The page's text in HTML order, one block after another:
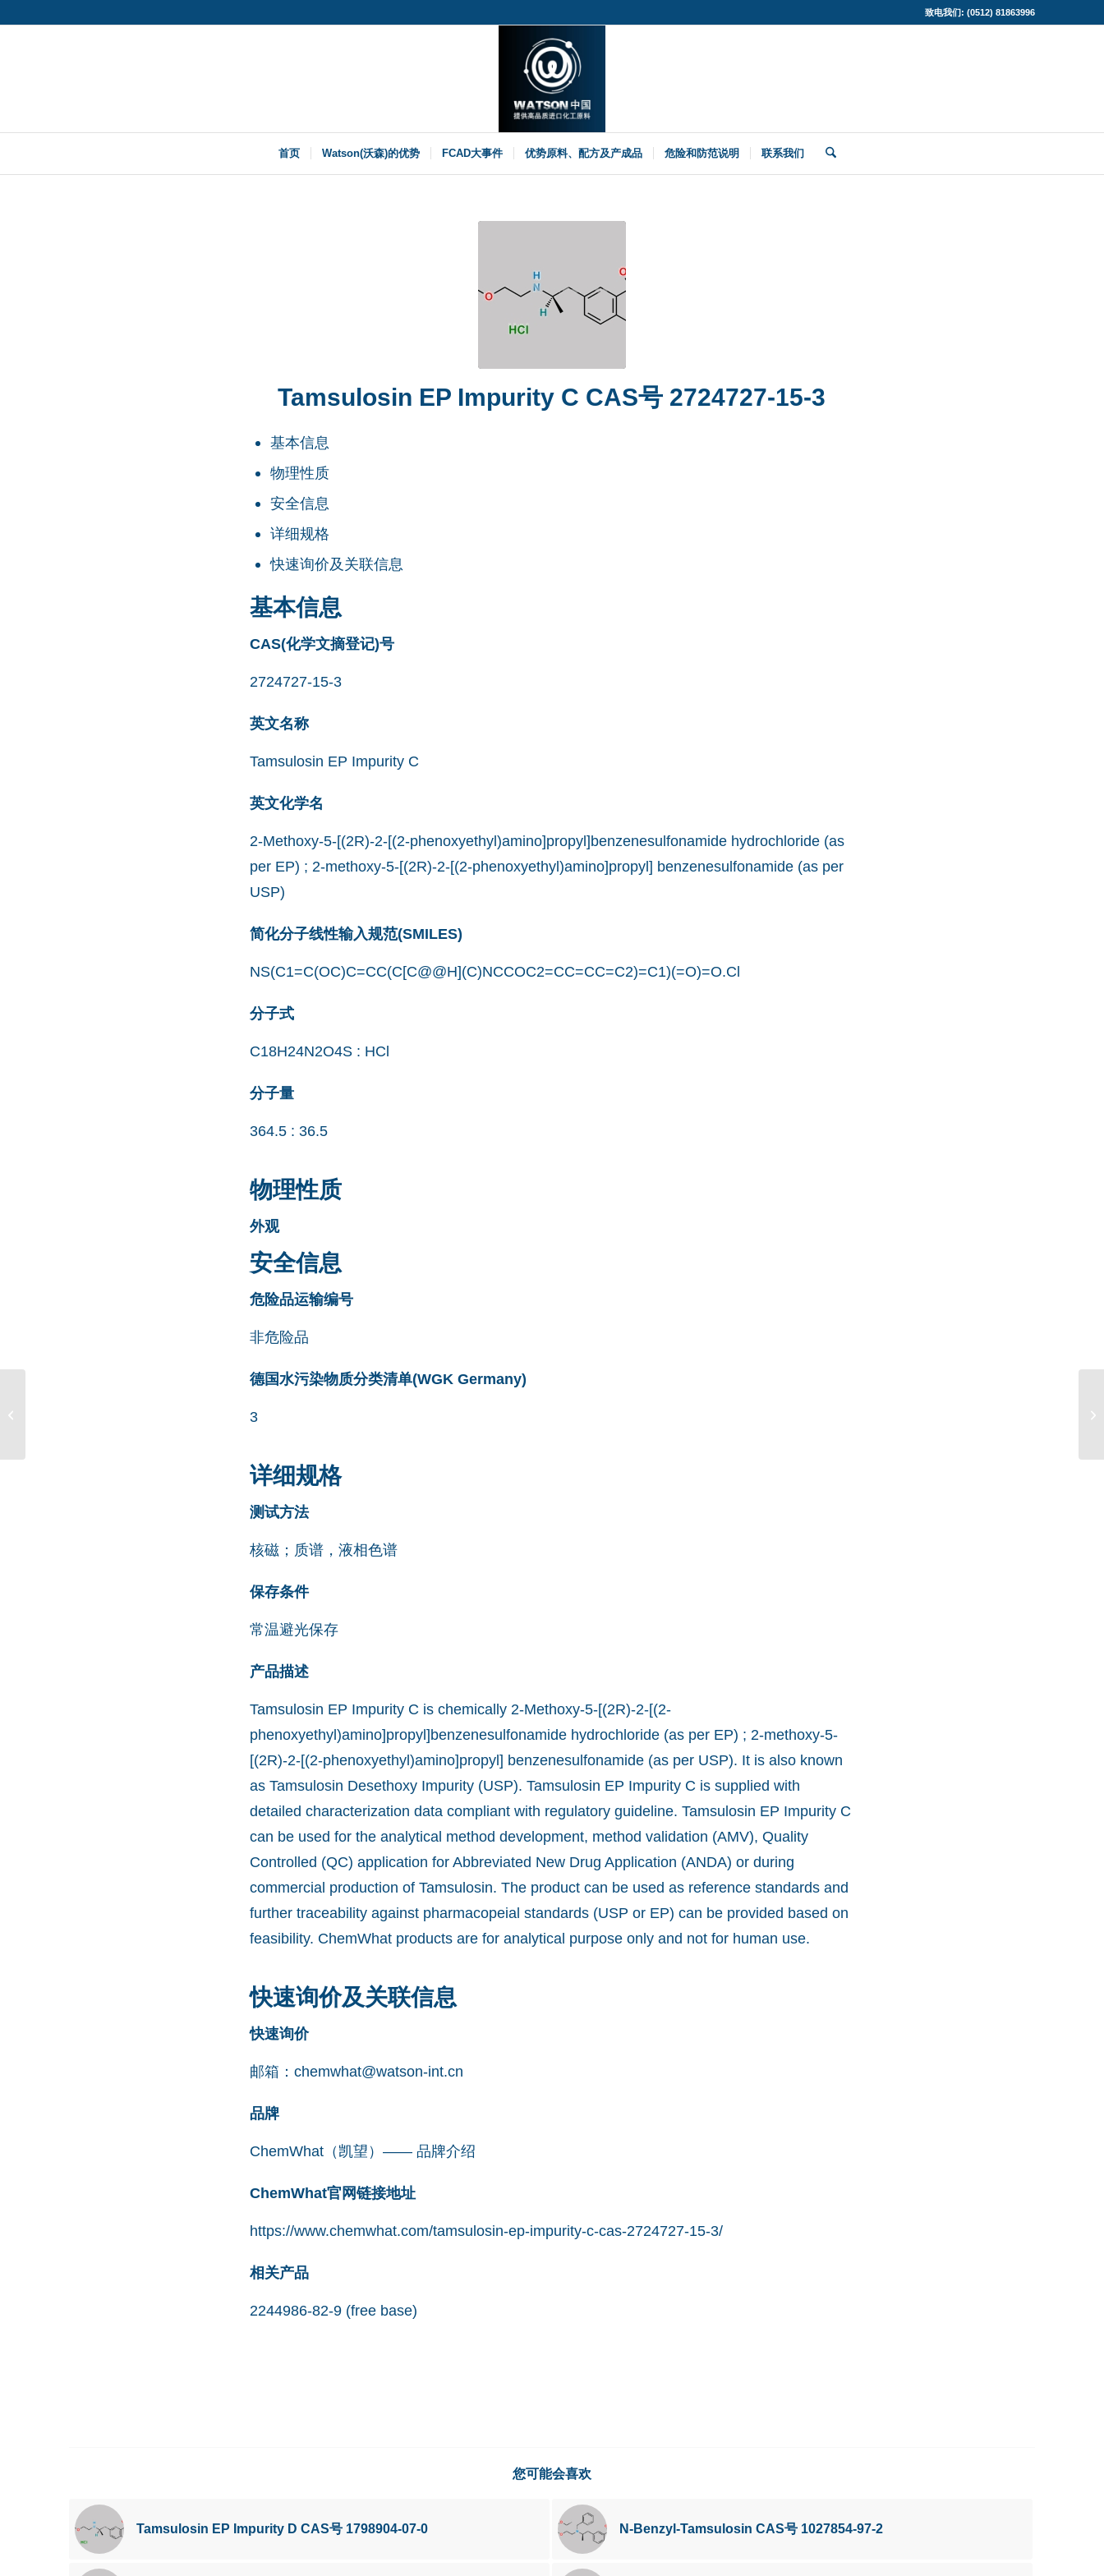
致电我们: (0512) 81863996
首页 Watson(沃森)的优势 FCAD大事件 优势原料、配方及产成品 危险和防范说明 联系我们
Tamsulosin EP Impurity C CAS号 2724727-15-3
基本信息
物理性质
安全信息
详细规格
快速询价及关联信息
基本信息
CAS(化学文摘登记)号
2724727-15-3
英文名称
Tamsulosin EP Impurity C
英文化学名
2-Methoxy-5-[(2R)-2-[(2-phenoxyethyl)amino]propyl]benzenesulfonamide hydrochloride (as
per EP) ; 2-methoxy-5-[(2R)-2-[(2-phenoxyethyl)amino]propyl] benzenesulfonamide (as per
USP)
简化分子线性输入规范(SMILES)
NS(C1=C(OC)C=CC(C[C@@H](C)NCCOC2=CC=CC=C2)=C1)(=O)=O.Cl
分子式
C18H24N2O4S : HCl
分子量
364.5 : 36.5
物理性质
外观
安全信息
危险品运输编号
非危险品
德国水污染物质分类清单(WGK Germany)
3
详细规格
测试方法
核磁；质谱，液相色谱
保存条件
常温避光保存
产品描述
Tamsulosin EP Impurity C is chemically 2-Methoxy-5-[(2R)-2-[(2-
phenoxyethyl)amino]propyl]benzenesulfonamide hydrochloride (as per EP) ; 2-methoxy-5-
[(2R)-2-[(2-phenoxyethyl)amino]propyl] benzenesulfonamide (as per USP). It is also known
as Tamsulosin Desethoxy Impurity (USP). Tamsulosin EP Impurity C is supplied with
detailed characterization data compliant with regulatory guideline. Tamsulosin EP Impurity C
can be used for the analytical method development, method validation (AMV), Quality
Controlled (QC) application for Abbreviated New Drug Application (ANDA) or during
commercial production of Tamsulosin. The product can be used as reference standards and
further traceability against pharmacopeial standards (USP or EP) can be provided based on
feasibility. ChemWhat products are for analytical purpose only and not for human use.
快速询价及关联信息
快速询价
邮箱： chemwhat@watson-int.cn
品牌
ChemWhat（凯望）—— 品牌介绍
ChemWhat官网链接地址
https://www.chemwhat.com/tamsulosin-ep-impurity-c-cas-2724727-15-3/
相关产品
2244986-82-9 (free base)
您可能会喜欢
Tamsulosin EP Impurity D CAS号 1798904-07-0 N-Benzyl-Tamsulosin CAS号 1027854-97-2